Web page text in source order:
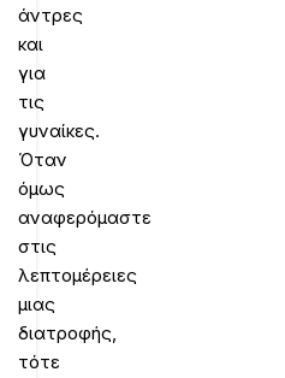
άντρες
και
για
τις
γυναίκες.
Όταν
όμως
αναφερόμαστε
στις
λεπτομέρειες
μιας
διατροφής,
τότε